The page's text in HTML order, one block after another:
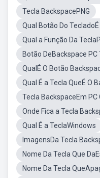
Tecla BackspacePNG
Qual Botão Do
Qual a Função Da
Botão DeBackspace PC
QualÉ O Botão
Qual É a Tecla QueÉ O
Tecla BackspaceEm PC
Onde Fica a Tecla
Qual É a TeclaWindows
ImagensDa Tecla
Nome Da Tecla Que
Nome Da Tecla